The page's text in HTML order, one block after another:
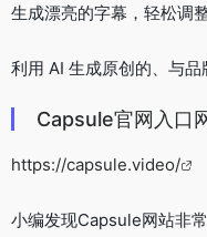
生成漂亮的字幕，轻松调
利用 AI 生成原创的、与
Capsule官网入口
https://capsule.video/
小编发现Capsule网站非